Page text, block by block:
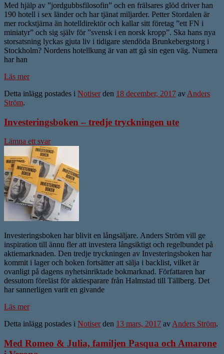
Med hjälp av ”jordgubbsfilosofin” och en frälsares glöd driver han
190 hotell i sex länder och har tjänat miljarder. Petter Stordalen är
mer rockstjärna än hotelldirektör och kallar sitt företag ”ett FN i
miniatyr” och sig själv för ”svensk i en norsk kropp”. Ska hans nya
storsatsning lyckas gjuta liv i tidigare stendöda Brunkebergstorg i
Stockholm? Nordens hotellkung är van att gå sin egen väg. Numera
har han
Läs mer
Detta inlägg postades i Notiserden 18 december, 2017 av Anders
Ström.
Investeringsboken – tredje tryckningen ute
Lämna ett svar
Investeringsboken har blivit en långsäljare. Anders Ström vill ge
inspiration till ännu fler att investera långsiktigt och regelbundet på
aktiemarknaden. Den tredje tryckningen av Investeringsboken har
kommit i lager och boken fortsätter att sälja i backlist, vilket är
ovanligt på dagens nyhetsinriktade bokmarknad. Författaren har
dessutom föreläst för aktiesparare från Halmstad till Tällberg. Det
har sannerligen varit en givande
Läs mer
Detta inlägg postades i Notiserden 13 mars, 2017 av Anders Ström.
Med Romeo & Julia, familjen Pasqua och Amarone